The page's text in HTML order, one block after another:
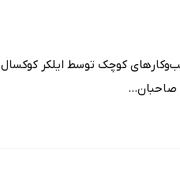
کوچک توسط ایلکر کوکسال